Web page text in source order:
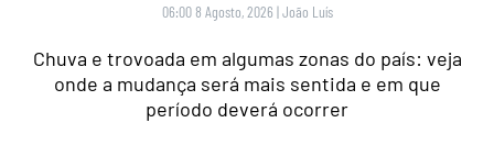
06:00 8 Agosto, 2026 |João Luís
Chuva e trovoada em algumas zonas do país: veja
onde a mudança será mais sentida e em que
período deverá ocorrer